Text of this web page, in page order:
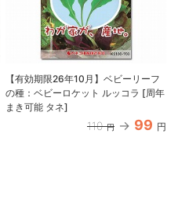
【有効期限26年10月】ベビーリーフ
の種：ベビーロケット ルッコラ [周年
まき可能 タネ]
110 円 99 円